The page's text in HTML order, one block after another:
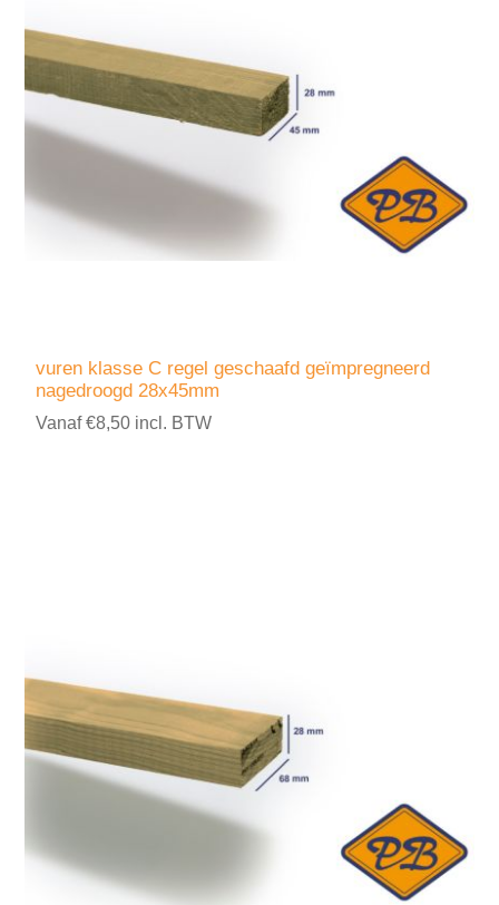
vuren klasse C regel geschaafd geïmpregneerd
nagedroogd 28x45mm
Vanaf €8,50 incl. BTW